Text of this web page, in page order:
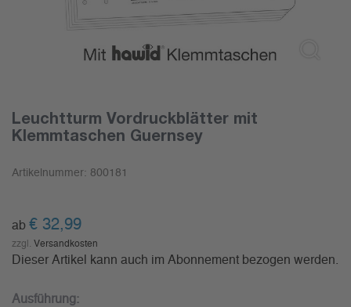
Leuchtturm Vordruckblätter mit
Klemmtaschen Guernsey
Artikelnummer: 800181
ab € 32,99
zzgl. Versandkosten
Dieser Artikel kann auch im Abonnement bezogen werden.
Ausführung: